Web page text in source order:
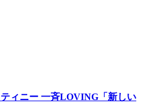
ィニー 一斉LOVING「新しい